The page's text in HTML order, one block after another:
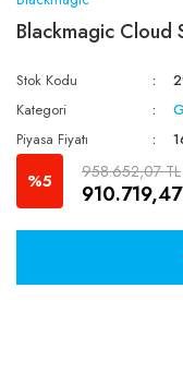
Blackmagic Cloud
Stok Kodu
Kategori
Piyasa Fiyatı
%5 958.652,07 TL